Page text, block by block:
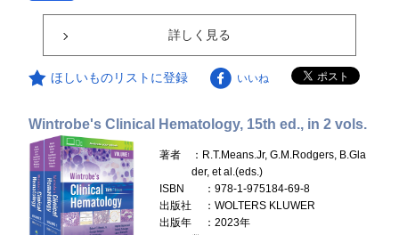
詳しく見る
ほしいものリストに登録 いいね
Wintrobe's Clinical Hematology, 15th ed., in 2 vols.
著者
：R.T.Means.Jr, G.M.Rodgers, B.Gla
der, et al.(eds.)
ISBN
：978-1-975184-69-8
出版社
：WOLTERS KLUWER
出版年
：2023年